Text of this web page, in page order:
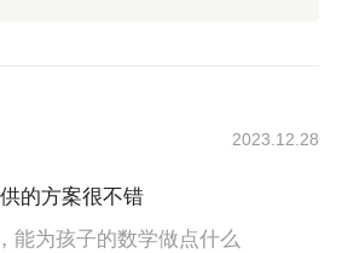
2023.12.28
的方案很不错
能为孩子的数学做点什么